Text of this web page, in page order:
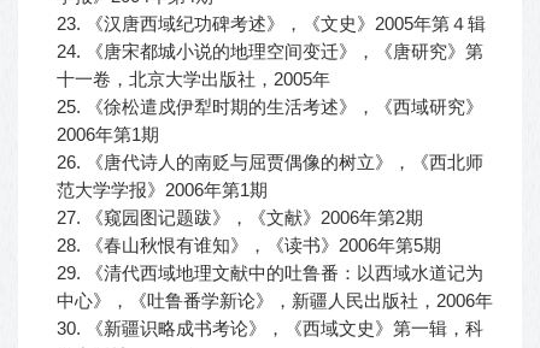
23. 《汉唐西域纪功碑考述》，《文史》2005年第４辑
24. 《唐宋都城小说的地理空间变迁》，《唐研究》第
十一卷，北京大学出版社，2005年
25. 《徐松遣戍伊犁时期的生活考述》，《西域研究》
2006年第1期
26. 《唐代诗人的南贬与屈贾偶像的树立》，《西北师
范大学学报》2006年第1期
27. 《窥园图记题跋》，《文献》2006年第2期
28. 《春山秋恨有谁知》，《读书》2006年第5期
29. 《清代西域地理文献中的吐鲁番：以西域水道记为
中心》，《吐鲁番学新论》，新疆人民出版社，2006年
30. 《新疆识略成书考论》，《西域文史》第一辑，科